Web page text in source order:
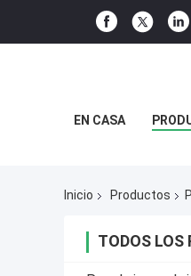
EN CASA
Inicio Productos
TODOS LOS